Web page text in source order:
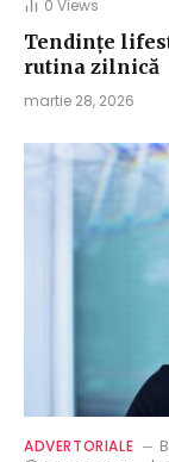
0 Views
Tendințe
rutina zilnică
martie 28, 2026
ADVERTORIALE